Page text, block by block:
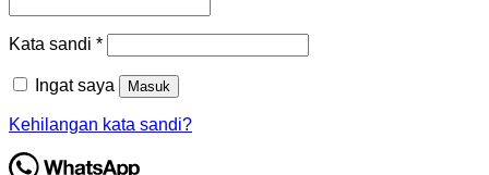
Kata sandi *Wajib
Ingat saya Masuk
Kehilangan kata sandi?